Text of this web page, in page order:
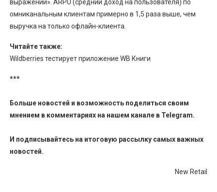
выражении». ARPU (средний доход на пользователя) по
омниканальным клиентам примерно в 1,5 раза выше, чем
выручка на только офлайн-клиента.
Читайте также:
Wildberries тестирует приложение WB Книги
***
Больше новостей и возможность поделиться своим
мнением в комментариях на нашем канале в Telegram.
И подписывайтесь на итоговую рассылку самых важных
новостей.
New Retail